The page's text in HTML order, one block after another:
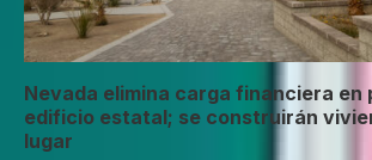
Nevada elimina carga financiera en
edificio estatal; se construirán
lugar